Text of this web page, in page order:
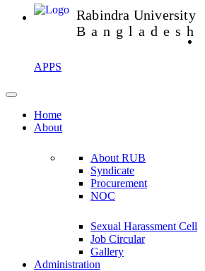
Rabindra University
Bangladesh
APPS
Home
About
About RUB
Syndicate
Procurement
NOC
Sexual Harassment Cell
Job Circular
Gallery
Administration